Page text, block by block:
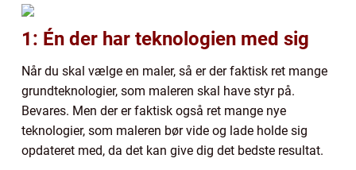
1: Én der har teknologien med sig
Når du skal vælge en maler, så er der faktisk ret mange
grundteknologier, som maleren skal have styr på.
Bevares. Men der er faktisk også ret mange nye
teknologier, som maleren bør vide og lade holde sig
opdateret med, da det kan give dig det bedste resultat.